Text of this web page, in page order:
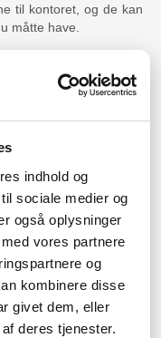
indhold og
sociale medier og
også oplysninger
vores partnere
og
kombinere disse
givet dem, eller
deres tjenester.
til kontoret, og de kan
måtte have.
til erhverv
er det ikke sikkert, at
I så fald kan det
sammen med jer
på vores udvalg fra
hjemmekontoret og
en hel masse inden
tag endelig fat i vores
om du så skriver
af noget med jer, kan
bliver ikke meget